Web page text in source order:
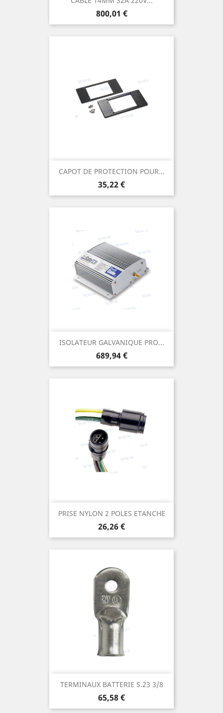
Prix
800,01 €
CAPOT DE PROTECTION POUR...
Prix
35,22 €
ISOLATEUR GALVANIQUE PRO...
Prix
689,94 €
PRISE NYLON 2 POLES ETANCHE
Prix
26,26 €
TERMINAUX BATTERIE S.23 3/8
Prix
65,58 €